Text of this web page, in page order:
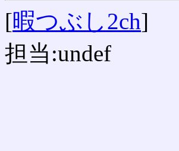
[暇つぶし2ch]
担当:undef